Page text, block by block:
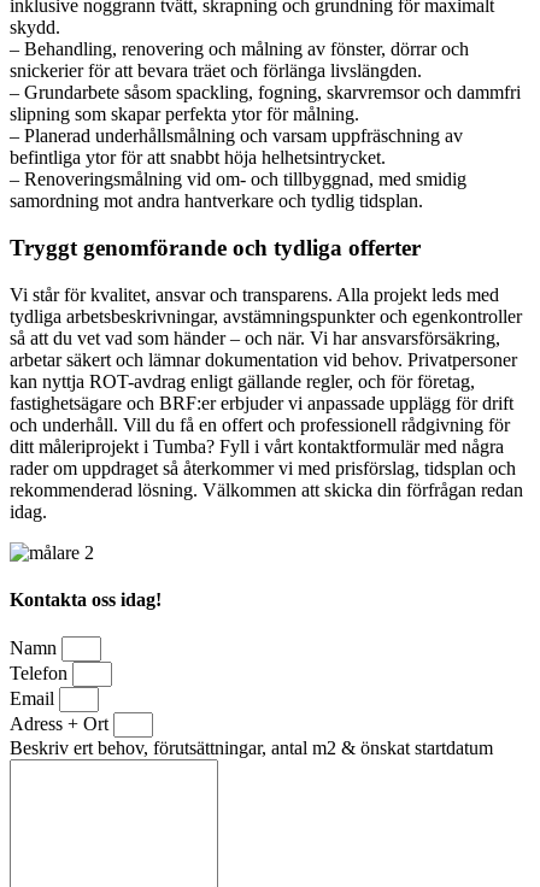
inklusive noggrann tvätt, skrapning och grundning för maximalt
skydd.
– Behandling, renovering och målning av fönster, dörrar och
snickerier för att bevara träet och förlänga livslängden.
– Grundarbete såsom spackling, fogning, skarvremsor och dammfri
slipning som skapar perfekta ytor för målning.
– Planerad underhållsmålning och varsam uppfräschning av
befintliga ytor för att snabbt höja helhetsintrycket.
– Renoveringsmålning vid om- och tillbyggnad, med smidig
samordning mot andra hantverkare och tydlig tidsplan.
Tryggt genomförande och tydliga offerter
Vi står för kvalitet, ansvar och transparens. Alla projekt leds med
tydliga arbetsbeskrivningar, avstämningspunkter och egenkontroller
så att du vet vad som händer – och när. Vi har ansvarsförsäkring,
arbetar säkert och lämnar dokumentation vid behov. Privatpersoner
kan nyttja ROT-avdrag enligt gällande regler, och för företag,
fastighetsägare och BRF:er erbjuder vi anpassade upplägg för drift
och underhåll. Vill du få en offert och professionell rådgivning för
ditt måleriprojekt i Tumba? Fyll i vårt kontaktformulär med några
rader om uppdraget så återkommer vi med prisförslag, tidsplan och
rekommenderad lösning. Välkommen att skicka din förfrågan redan
idag.
Kontakta oss idag!
Namn
Telefon
Email
Adress + Ort
Beskriv ert behov, förutsättningar, antal m2 & önskat startdatum